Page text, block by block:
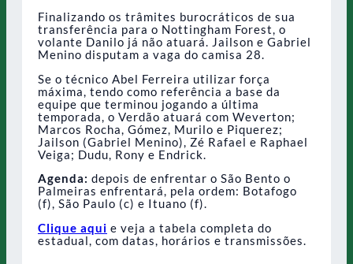
Finalizando os trâmites burocráticos de sua
transferência para o Nottingham Forest, o
volante Danilo já não atuará. Jailson e Gabriel
Menino disputam a vaga do camisa 28.
Se o técnico Abel Ferreira utilizar força
máxima, tendo como referência a base da
equipe que terminou jogando a última
temporada, o Verdão atuará com Weverton;
Marcos Rocha, Gómez, Murilo e Piquerez;
Jailson (Gabriel Menino), Zé Rafael e Raphael
Veiga; Dudu, Rony e Endrick.
Agenda: depois de enfrentar o São Bento o
Palmeiras enfrentará, pela ordem: Botafogo
(f), São Paulo (c) e Ituano (f).
Clique aqui e veja a tabela completa do
estadual, com datas, horários e transmissões.